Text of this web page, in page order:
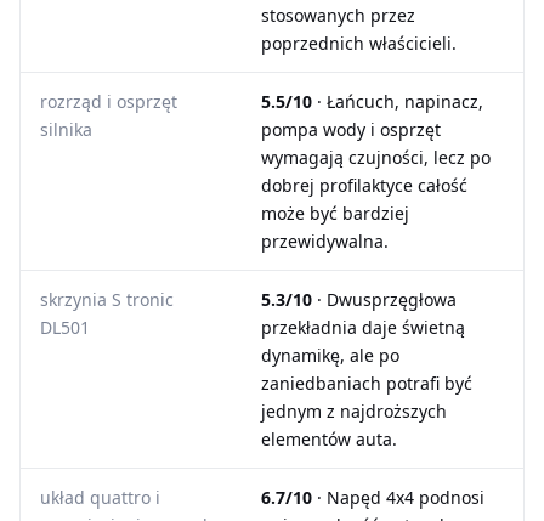
stosowanych przez
poprzednich właścicieli.
rozrząd i osprzęt
silnika
5.5/10 · Łańcuch, napinacz,
pompa wody i osprzęt
wymagają czujności, lecz po
dobrej profilaktyce całość
może być bardziej
przewidywalna.
skrzynia S tronic
DL501
5.3/10 · Dwusprzęgłowa
przekładnia daje świetną
dynamikę, ale po
zaniedbaniach potrafi być
jednym z najdroższych
elementów auta.
układ quattro i
6.7/10 · Napęd 4x4 podnosi